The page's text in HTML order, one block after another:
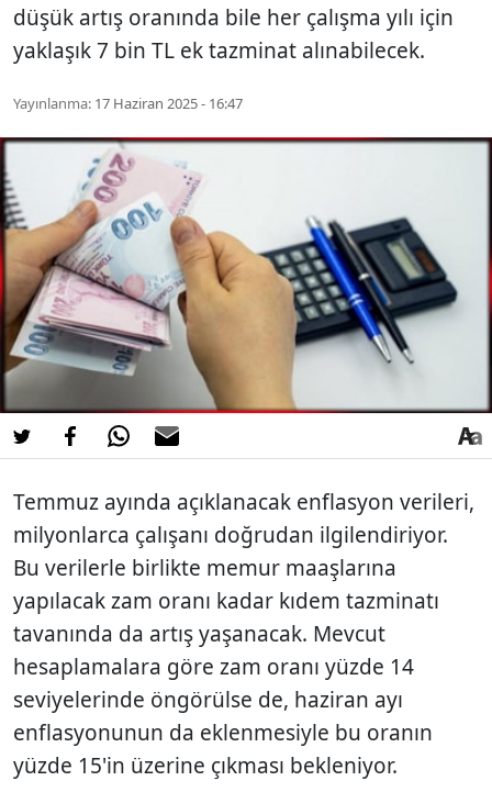
düşük artış oranında bile her çalışma yılı için
yaklaşık 7 bin TL ek tazminat alınabilecek.
Yayınlanma: 17 Haziran 2025 - 16:47
Temmuz ayında açıklanacak enflasyon verileri,
milyonlarca çalışanı doğrudan ilgilendiriyor.
Bu verilerle birlikte memur maaşlarına
yapılacak zam oranı kadar kıdem tazminatı
tavanında da artış yaşanacak. Mevcut
hesaplamalara göre zam oranı yüzde 14
seviyelerinde öngörülse de, haziran ayı
enflasyonunun da eklenmesiyle bu oranın
yüzde 15'in üzerine çıkması bekleniyor.